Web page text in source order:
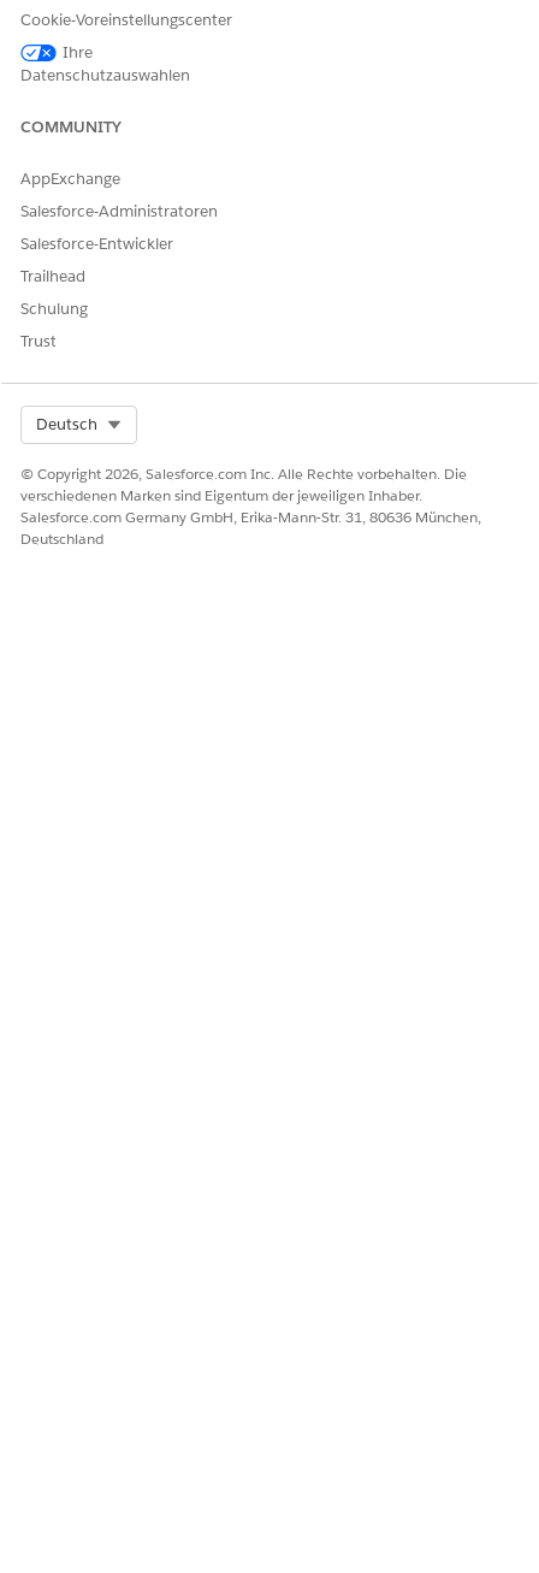
Sie können eine Über-/Unterordnungsbeziehung für
versicherte Artikel erstellen. Dies funktioniert etwas anders
als die Zuordnung von Abdeckungen zu versicherten
Artikeln.
KONNTEN SIE IHR PROBLEM MITHILFE DIESES ARTIKELS
Cookie-Voreinstellungscenter
Ihre
Datenschutzauswahlen
COMMUNITY
AppExchange
Salesforce-Administratoren
Salesforce-Entwickler
Trailhead
Schulung
Trust
Deutsch
© Copyright 2026, Salesforce.com Inc. Alle Rechte vorbehalten. Die
verschiedenen Marken sind Eigentum der jeweiligen Inhaber.
Salesforce.com Germany GmbH, Erika-Mann-Str. 31, 80636 München,
Deutschland